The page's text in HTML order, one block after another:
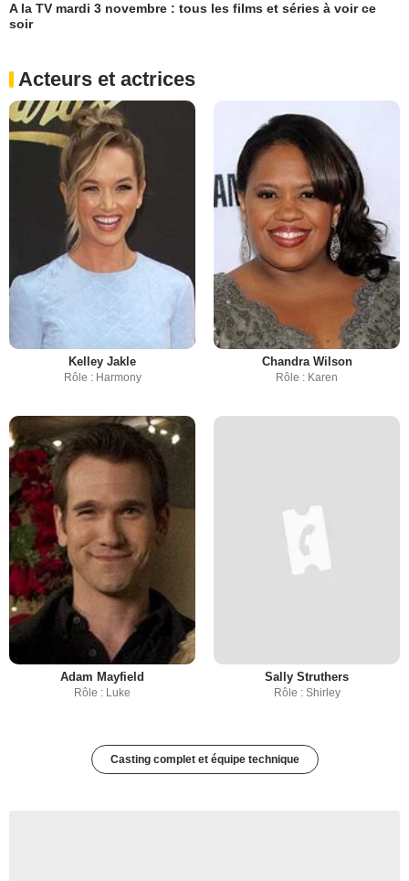
A la TV mardi 3 novembre : tous les films et séries à voir ce
soir
Acteurs et actrices
Kelley Jakle
Rôle : Harmony
Chandra Wilson
Rôle : Karen
Adam Mayfield
Rôle : Luke
Sally Struthers
Rôle : Shirley
Casting complet et équipe technique